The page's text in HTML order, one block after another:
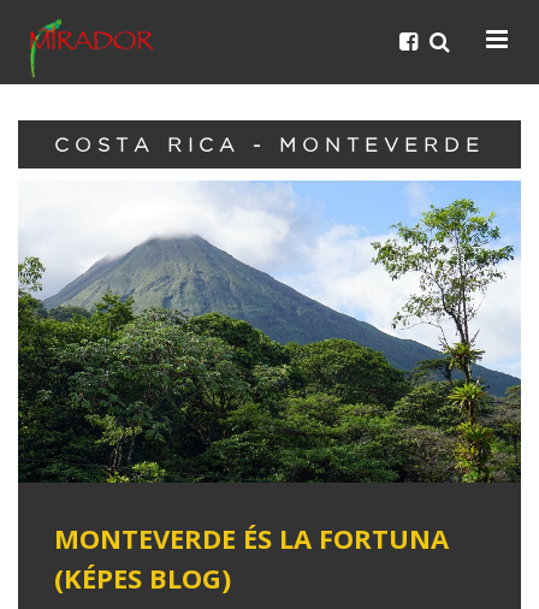
COSTA RICA - MONTEVERDE
MONTEVERDE ÉS LA FORTUNA
(KÉPES BLOG)